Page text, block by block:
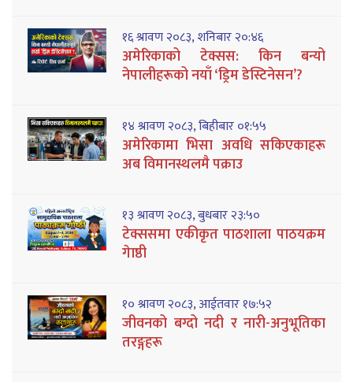
१६ श्रावण २०८३, शनिबार २०:४६
अमेरिकाको टेक्सस: किन बन्यो
नेपालीहरूको नयाँ ‘ड्रिम डेस्टिनेसन’?
१४ श्रावण २०८३, बिहीबार ०१:५५
अमेरिकामा भिसा अवधि सकिएकाहरू
अब विमानस्थलमै पक्राउ
१३ श्रावण २०८३, बुधबार २३:५०
टेक्ससमा एकीकृत पाठशाला पाठयक्रम
गेाष्ठी
१० श्रावण २०८३, आईतवार १७:५२
जीवनको बग्दो नदी र नारी-अनुभूतिका
तरङ्गहरू